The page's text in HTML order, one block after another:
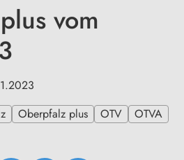
vom
Oberpfalz plus OTV
OTVA